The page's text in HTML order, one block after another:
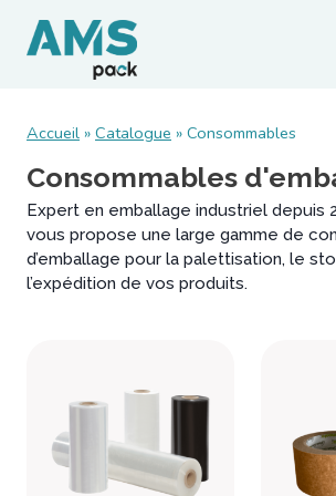
Accueil » Catalogue » Consommables
Consommables
Expert en emballage industriel depuis
vous propose une large gamme de
d’emballage pour la palettisation, le
l’expédition de vos produits.
CONSOMMABLES
Films et palettisation
Emballages carton
Rubans adhésifs
Emballages agroalimentaires
Emballages durables